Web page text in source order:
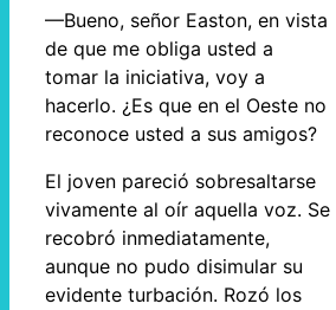
—Bueno, señor Easton, en vista
de que me obliga usted a
tomar la iniciativa, voy a
hacerlo. ¿Es que en el Oeste no
reconoce usted a sus amigos?
El joven pareció sobresaltarse
vivamente al oír aquella voz. Se
recobró inmediatamente,
aunque no pudo disimular su
evidente turbación. Rozó los